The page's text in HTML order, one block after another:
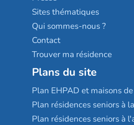
Résidences services Villa
Sites thématiques
Qui sommes-nous ?
Contact
Trouver ma résidence
Plans du site
Plan EHPAD et maisons
Plan résidences seniors à
Plan résidences seniors à